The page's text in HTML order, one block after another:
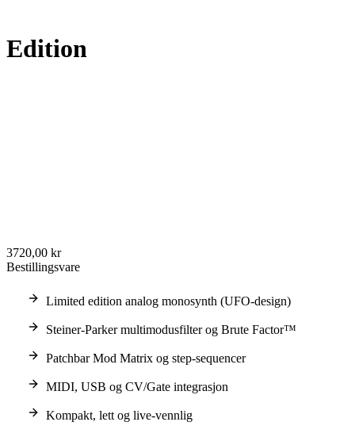
Edition
3720,00 kr
Bestillingsvare
Limited edition analog monosynth (UFO-design)
Steiner-Parker multimodusfilter og Brute Factor™
Patchbar Mod Matrix og step-sequencer
MIDI, USB og CV/Gate integrasjon
Kompakt, lett og live-vennlig